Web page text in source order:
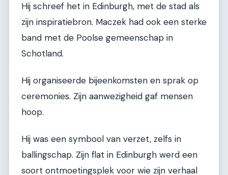
Hij schreef het in Edinburgh, met de stad als
zijn inspiratiebron. Maczek had ook een sterke
band met de Poolse gemeenschap in
Schotland.
Hij organiseerde bijeenkomsten en sprak op
ceremonies. Zijn aanwezigheid gaf mensen
hoop.
Hij was een symbool van verzet, zelfs in
ballingschap. Zijn flat in Edinburgh werd een
soort ontmoetingsplek voor wie zijn verhaal